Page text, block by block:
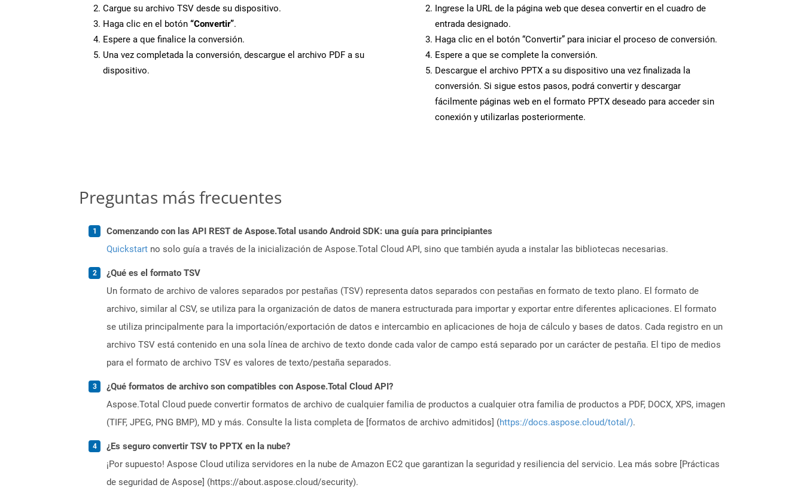
Cargue su archivo TSV desde su dispositivo.
Haga clic en el botón “Convertir”.
Espere a que finalice la conversión.
Una vez completada la conversión, descargue el archivo PDF a su
dispositivo.
Ingrese la URL de la página web que desea convertir en el cuadro de
entrada designado.
Haga clic en el botón “Convertir” para iniciar el proceso de conversión.
Espere a que se complete la conversión.
Descargue el archivo PPTX a su dispositivo una vez finalizada la
conversión. Si sigue estos pasos, podrá convertir y descargar
fácilmente páginas web en el formato PPTX deseado para acceder sin
conexión y utilizarlas posteriormente.
Preguntas más frecuentes
Comenzando con las API REST de Aspose.Total usando Android SDK: una guía para principiantes
Quickstart no solo guía a través de la inicialización de Aspose.Total Cloud API, sino que también ayuda a instalar las bibliotecas necesarias.
¿Qué es el formato TSV
Un formato de archivo de valores separados por pestañas (TSV) representa datos separados con pestañas en formato de texto plano. El formato de
archivo, similar al CSV, se utiliza para la organización de datos de manera estructurada para importar y exportar entre diferentes aplicaciones. El formato
se utiliza principalmente para la importación/exportación de datos e intercambio en aplicaciones de hoja de cálculo y bases de datos. Cada registro en un
archivo TSV está contenido en una sola línea de archivo de texto donde cada valor de campo está separado por un carácter de pestaña. El tipo de medios
para el formato de archivo TSV es valores de texto/pestaña separados.
¿Qué formatos de archivo son compatibles con Aspose.Total Cloud API?
Aspose.Total Cloud puede convertir formatos de archivo de cualquier familia de productos a cualquier otra familia de productos a PDF, DOCX, XPS, imagen
(TIFF, JPEG, PNG BMP), MD y más. Consulte la lista completa de [formatos de archivo admitidos] (https://docs.aspose.cloud/total/).
¿Es seguro convertir TSV to PPTX en la nube?
¡Por supuesto! Aspose Cloud utiliza servidores en la nube de Amazon EC2 que garantizan la seguridad y resiliencia del servicio. Lea más sobre [Prácticas
de seguridad de Aspose] (https://about.aspose.cloud/security).